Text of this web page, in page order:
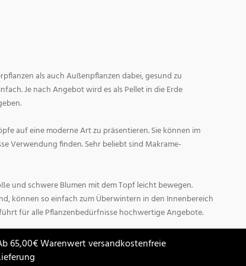
als auch Außenpflanzen dabei, gesund zu
Je nach Angebot wird es als Pellet in die Erde
auf eine moderne Art zu präsentieren. Sie können im
Verwendung finden. Sehr beliebt sind Makrame-
und schwere Blumen mit dem Topf leicht bewegen.
können so einfach zum Überwintern in den Innenbereich
für alle Pflanzenbedürfnisse hochwertige Angebote.
65,00€ Warenwert versandkostenfreie